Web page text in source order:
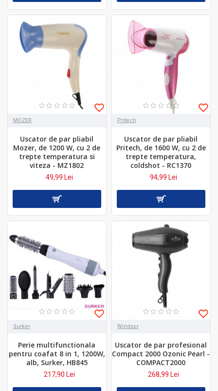
MOZER
Uscator de par pliabil
Mozer, de 1200 W, cu 2 de
trepte temperatura si
viteza - MZ1802
49,99 Lei
Pritech
Uscator de par pliabil
Pritech, de 1600 W, cu 2 de
trepte temperatura,
coldshot - RC1370
94,99 Lei
Surker
Perie multifunctionala
pentru coafat 8 in 1, 1200W,
alb, Surker, HB845
217,90 Lei
Windsor
Uscator de par profesional
Compact 2000 Ozonic Pearl -
COMPACT2000
268,99 Lei